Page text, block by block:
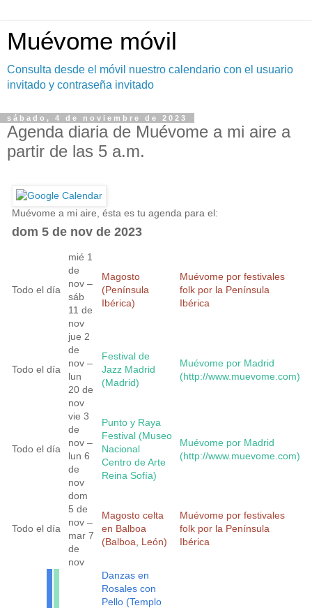
Muévome móvil
Consulta desde el móvil nuestro calendario con el usuario
invitado y contraseña invitado
sábado, 4 de noviembre de 2023
Agenda diaria de Muévome a mi aire a
partir de las 5 a.m.
Muévome a mi aire, ésta es tu agenda para el:
dom 5 de nov de 2023
Todo el día
mié 1
de
nov –
sáb
11 de
nov
Magosto
(Península
Ibérica)
Muévome por festivales
folk por la Península
Ibérica
Todo el día
jue 2
de
nov –
lun
20 de
nov
Festival de
Jazz Madrid
(Madrid)
Muévome por Madrid
(http://www.muevome.com)
Todo el día
vie 3
de
nov –
lun 6
de
nov
Punto y Raya
Festival (Museo
Nacional
Centro de Arte
Reina Sofía)
Muévome por Madrid
(http://www.muevome.com)
Todo el día
dom
5 de
nov –
mar 7
de
nov
Magosto celta
en Balboa
(Balboa, León)
Muévome por festivales
folk por la Península
Ibérica
Danzas en
Rosales con
Pello (Templo